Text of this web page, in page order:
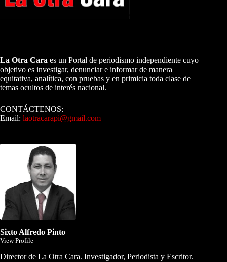
La Otra Cara es un Portal de periodismo independiente cuyo
objetivo es investigar, denunciar e informar de manera
equitativa, analítica, con pruebas y en primicia toda clase de
temas ocultos de interés nacional.
CONTÁCTENOS:
Email: laotracarapi@gmail.com
Sixto Alfredo Pinto
View Profile
Director de La Otra Cara. Investigador, Periodista y Escritor.